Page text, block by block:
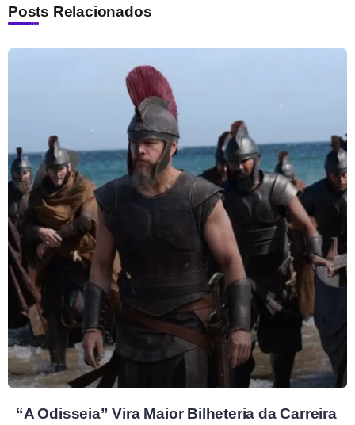
Posts Relacionados
“A Odisseia” Vira Maior Bilheteria da Carreira